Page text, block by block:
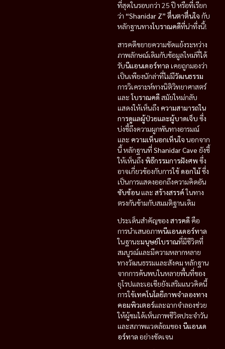
ที่สุดในรอบกว่า 25 ปี หรือที่เรียก
ว่า “Shanidar Z” ตื่นตาตื่นใจ กับ
หลักฐานทางโบราณคดีที่น่าทึ่งนี้!
สารคดีขยายความขัดแย้งระหว่าง
ภาพลักษณ์เดิมกับข้อมูลใหม่ที่ได้
รับนีแอนเดอร์ทาล เคยถูกมองว่า
เป็นเพียงนักล่าที่ไม่มีวัฒนธรรม
การวิเคราะห์ทางนิติวิทยาศาสตร์
และโบราณคดี สมัยใหม่กลับ
แสดงให้เห็นถึง ความสามารถใน
การดูแลผู้ป่วยและผู้บาดเจ็บ ซึ่ง
บ่งชี้ถึงความผูกพันทางอารมณ์
และ ความเห็นอกเห็นใจ นอกจาก
นี้ หลักฐานที่ Shanidar Cave ยังชี้
ให้เห็นถึง พิธีกรรมการฝังศพ ซึ่ง
อาจเกี่ยวข้องกับการใช้ดอกไม้ซึ่ง
เป็นการแสดงออกถึงความคิดอัน
ซับซ้อน และ สร้างสรรค์ในทาง
ตรงกันข้ามกับสมมติฐานเดิม
ประเด็นสำคัญของ สารคดี คือ
การนำเสนอภาพนีแอนเดอร์ทาล
ในฐานะมนุษย์โบราณที่มีชีวิตที่
สมบูรณ์และมีความหลากหลาย
ทางวัฒนธรรมและสังคม หลักฐาน
จากการค้นพบในหลายพื้นที่ของ
ยุโรปและเอเชียยังเสริมแนวคิดนี้
การใช้เทคโนโลยีภาพจำลองทาง
คอมพิวเตอร์และฉากจำลองช่วย
ให้ผู้ชมได้เห็นภาพชีวิตประจำวัน
และสภาพแวดล้อมของ นีแอนเด
อร์ทาล อย่างชัดเจน